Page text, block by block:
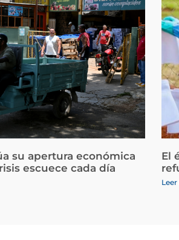
su apertura económica
escuece cada día
El
Leer